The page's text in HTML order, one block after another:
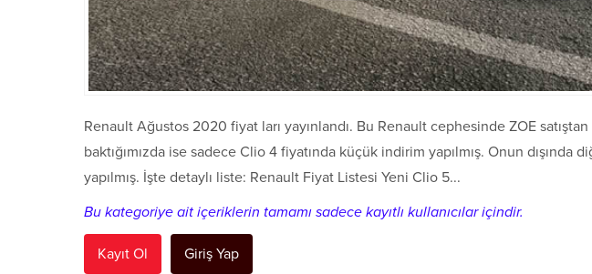
Renault Ağustos 2020 fiyat ları yayınlandı. Bu Renault cephesinde ZOE satıştan
baktığımızda ise sadece Clio 4 fiyatında küçük indirim yapılmış. Onun
yapılmış. İşte detaylı liste: Renault Fiyat Listesi Yeni Clio 5...
Bu kategoriye ait içeriklerin tamamı sadece kayıtlı kullanıcılar içindir.
Kayıt Ol Giriş Yap